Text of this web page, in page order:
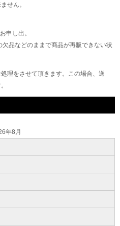
せん。
申し出。
品などのままで商品が再販できない状
理をさせて頂きます。この場合、送
年8月